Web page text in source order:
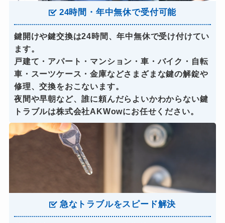
24時間・年中無休で受付可能
鍵開けや鍵交換は24時間、年中無休で受け付けてい
ます。
戸建て・アパート・マンション・車・バイク・自転
車・スーツケース・金庫などさまざまな鍵の解錠や
修理、交換をおこないます。
夜間や早朝など、誰に頼んだらよいかわからない鍵
トラブルは株式会社AKWowにお任せください。
急なトラブルをスピード解決